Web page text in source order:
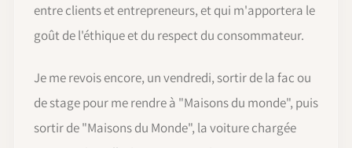
entre clients et entrepreneurs, et qui m'apportera le
goût de l'éthique et du respect du consommateur.
Je me revois encore, un vendredi, sortir de la fac ou
de stage pour me rendre à "Maisons du monde", puis
sortir de "Maisons du Monde", la voiture chargée